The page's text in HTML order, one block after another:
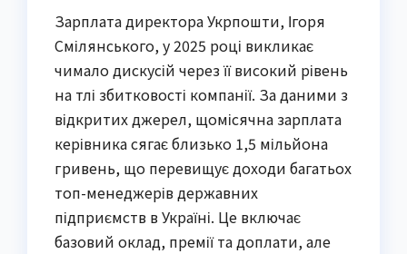
Зарплата директора Укрпошти, Ігоря
Смілянського, у 2025 році викликає
чимало дискусій через її високий рівень
на тлі збитковості компанії. За даними з
відкритих джерел, щомісячна зарплата
керівника сягає близько 1,5 мільйона
гривень, що перевищує доходи багатьох
топ-менеджерів державних
підприємств в Україні. Це включає
базовий оклад, премії та доплати, але